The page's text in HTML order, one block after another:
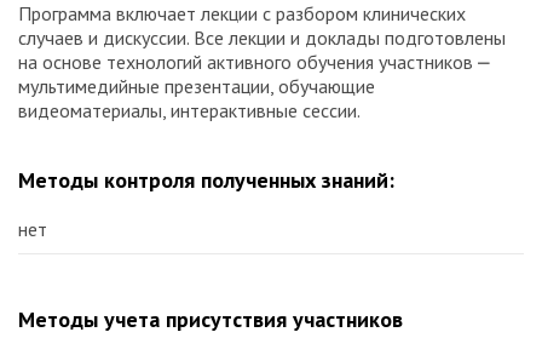
Программа включает лекции с разбором клинических
случаев и дискуссии. Все лекции и доклады подготовлены
на основе технологий активного обучения участников ⎼
мультимедийные презентации, обучающие
видеоматериалы, интерактивные сессии.
Методы контроля полученных знаний:
нет
Методы учета присутствия участников